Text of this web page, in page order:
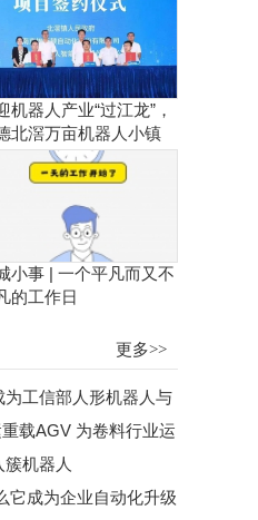
机器人产业“过江龙”，
北滘万亩机器人小镇
步成型！
小事 | 一个平凡而又不
的工作日
更多>>
工信部人形机器人与
）成员
载AGV 为卷料行业运
簇机器人
它成为企业自动化升级